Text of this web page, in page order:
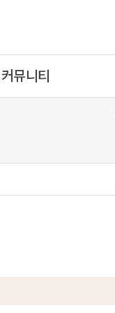
커뮤니티